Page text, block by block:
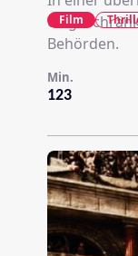
Behörden.
123
Min.
Film